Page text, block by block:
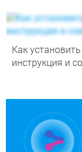
Как
инструкция и